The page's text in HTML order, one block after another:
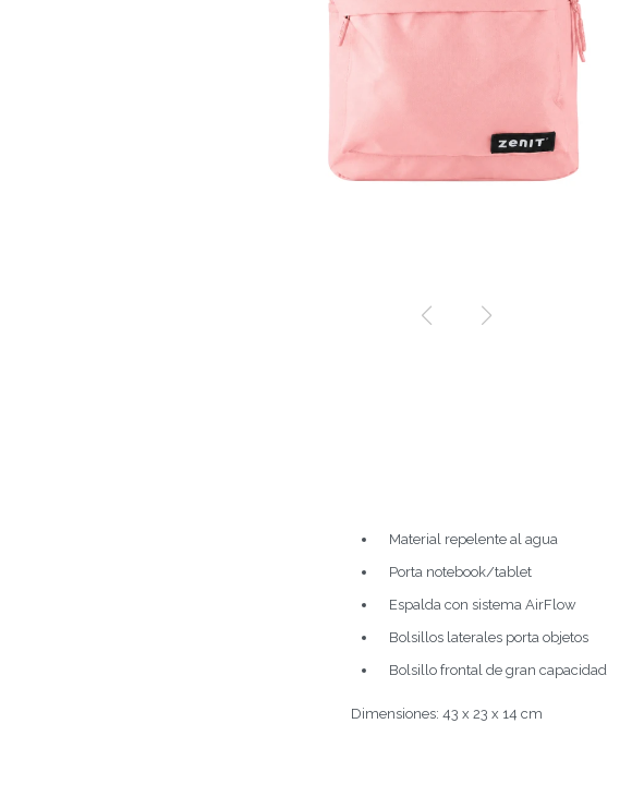
Material repelente al agua
Porta notebook/tablet
Espalda con sistema AirFlow
Bolsillos laterales porta objetos
Bolsillo frontal de gran capacidad
Dimensiones: 43 x 23 x 14 cm